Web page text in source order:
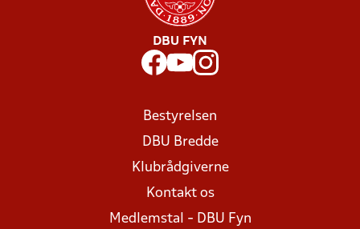
DBU FYN
Bestyrelsen
DBU Bredde
Klubrådgiverne
Kontakt os
Medlemstal - DBU Fyn